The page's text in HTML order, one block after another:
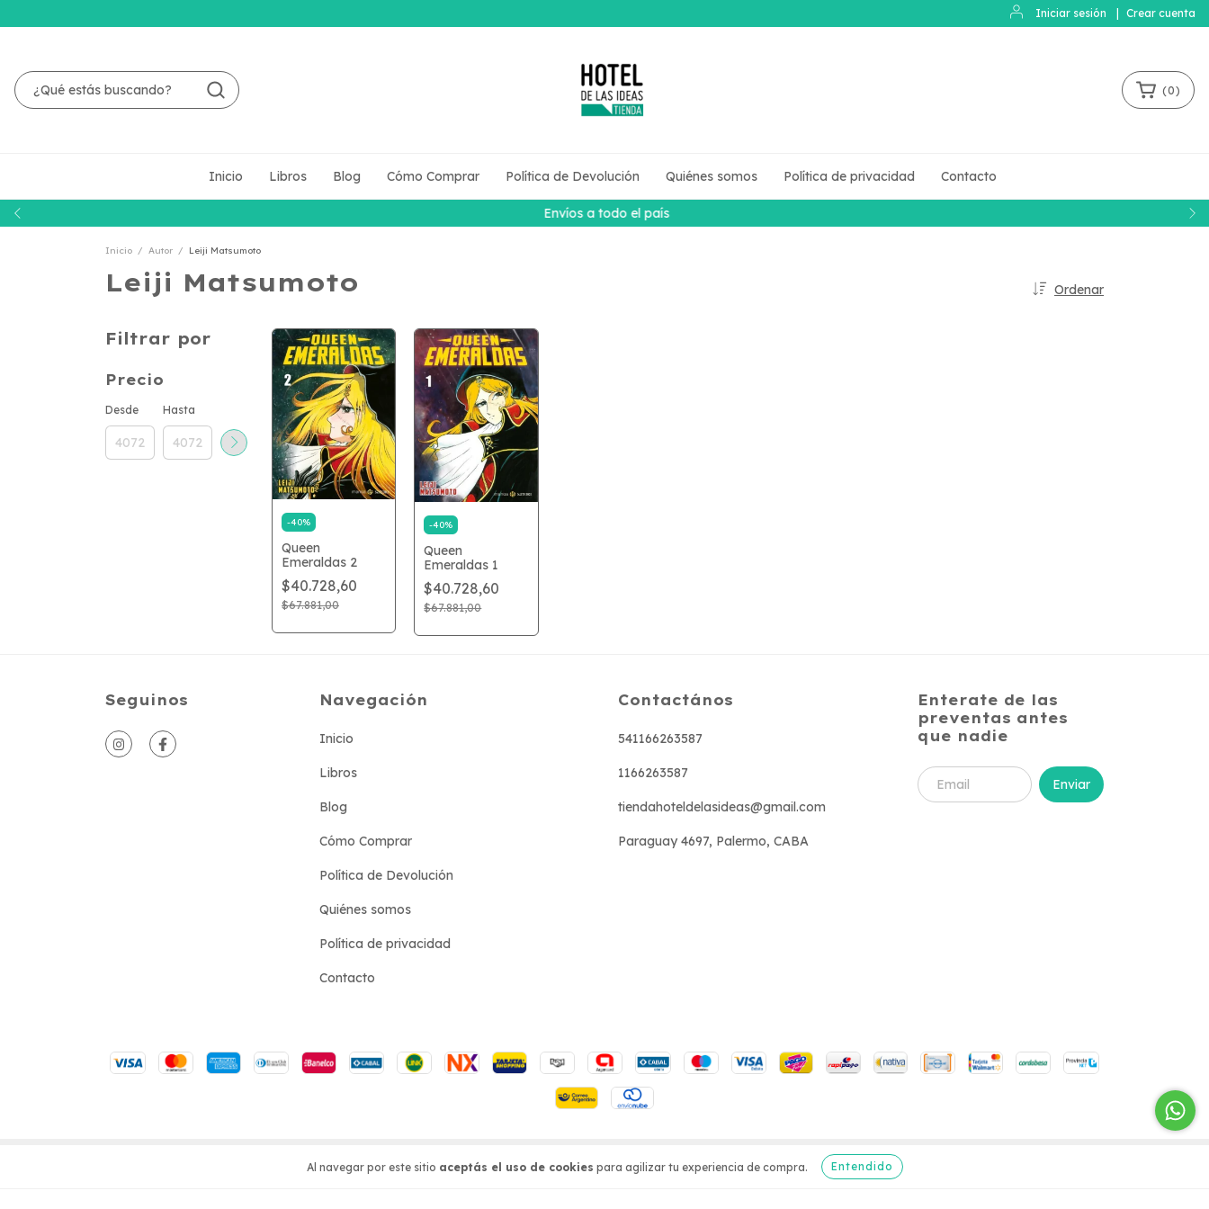
Iniciar sesión Crear cuenta
Envíos a todo el país
(0)
Inicio Libros Blog Cómo Comprar Política de Devolución Quiénes somos Política de privacidad Contacto
Al navegar por este sitio aceptás el uso de cookies para agilizar tu experiencia de compra. Entendido
Inicio / Autor / Leiji Matsumoto
Leiji Matsumoto Ordenar
Filtrar por
Precio
Desde Hasta
-40%
Queen
Emeraldas 2
$40.728,60
$67.881,00
-40%
Queen
Emeraldas 1
$40.728,60
$67.881,00
Seguinos Navegación
Inicio
Libros
Blog
Cómo Comprar
Política de Devolución
Quiénes somos
Política de privacidad
Contacto
Contactános
541166263587
1166263587
tiendahoteldelasideas@gmail.com
Paraguay 4697, Palermo, CABA
Enterate de las
preventas antes
que nadie
Defensa de las y los consumidores. Para reclamos ingresá acá. / Botón de arrepentimiento